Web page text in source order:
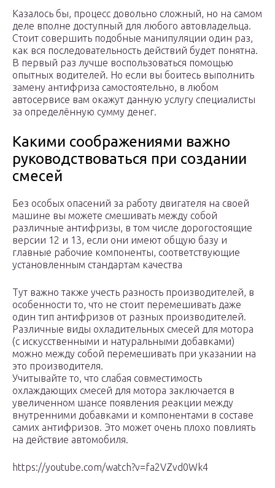
Казалось бы, процесс довольно сложный, но на самом
деле вполне доступный для любого автовладельца.
Стоит совершить подобные манипуляции один раз,
как вся последовательность действий будет понятна.
В первый раз лучше воспользоваться помощью
опытных водителей. Но если вы боитесь выполнить
замену антифриза самостоятельно, в любом
автосервисе вам окажут данную услугу специалисты
за определённую сумму денег.
Какими соображениями важно
руководствоваться при создании
смесей
Без особых опасений за работу двигателя на своей
машине вы можете смешивать между собой
различные антифризы, в том числе дорогостоящие
версии 12 и 13, если они имеют общую базу и
главные рабочие компоненты, соответствующие
установленным стандартам качества
Тут важно также учесть разность производителей, в
особенности то, что не стоит перемешивать даже
один тип антифризов от разных производителей.
Различные виды охладительных смесей для мотора
(с искусственными и натуральными добавками)
можно между собой перемешивать при указании на
это производителя.
Учитывайте то, что слабая совместимость
охлаждающих смесей для мотора заключается в
увеличенном шансе появления реакции между
внутренними добавками и компонентами в составе
самих антифризов. Это может очень плохо повлиять
на действие автомобиля.
https://youtube.com/watch?v=fa2VZvd0Wk4